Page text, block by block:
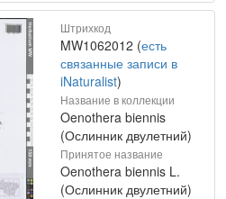
Штрихкод
MW1062012 (есть
связанные записи в
iNaturalist)
Название в коллекции
Oenothera biennis
(Ослинник двулетний)
Принятое название
Oenothera biennis L.
(Ослинник двулетний)